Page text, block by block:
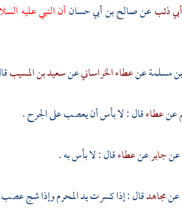
ذئبعنصالح بن أبي حسانأن النبي عليه
مسلمةعنعطاء الخراسانيعنسعيد بن المسيب
عنعطاءقال : لا بأس أن يعصب على الجرح .
عنجابرعنعطاءقال : لا بأس به .
عنمجاهدقال : إذا كسرت يد المحرم وإذا شج عصب